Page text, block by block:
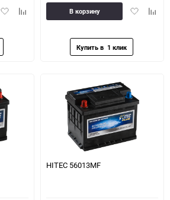
ДобавитьДобавить
Добавить
В корзину
HITEC 56013MF